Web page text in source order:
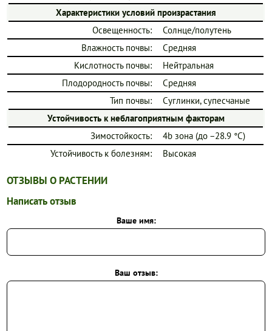
Характеристики условий произрастания
Освещенность:
Солнце/полутень
Влажность почвы:
Средняя
Кислотность почвы:
Нейтральная
Плодородность почвы:
Средняя
Тип почвы:
Суглинки, супесчаные
Устойчивость к неблагоприятным факторам
Зимостойкость:
4b зона (до −28.9 °C)
Устойчивость к болезням:
Высокая
ОТЗЫВЫ О РАСТЕНИИ
Написать отзыв
Ваше имя:
Ваш отзыв: